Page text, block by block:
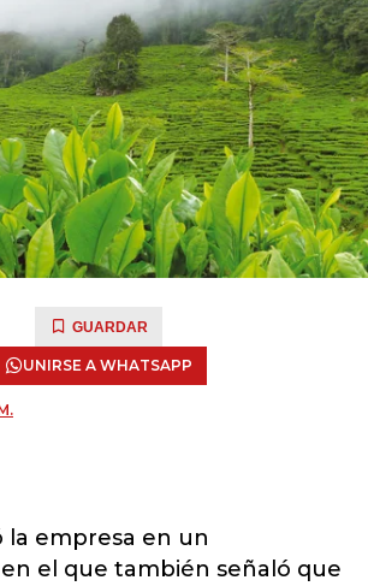
GUARDAR
UNIRSE A WHATSAPP
la empresa en un
el que también señaló que